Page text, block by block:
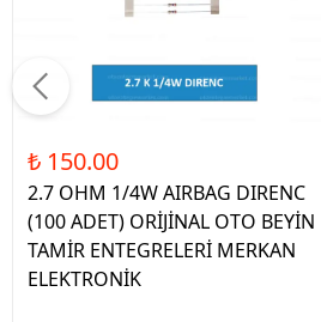
₺ 150.00
2.7 OHM 1/4W AIRBAG DIRENC
(100 ADET) ORİJİNAL OTO BEYİN
TAMİR ENTEGRELERİ MERKAN
ELEKTRONİK